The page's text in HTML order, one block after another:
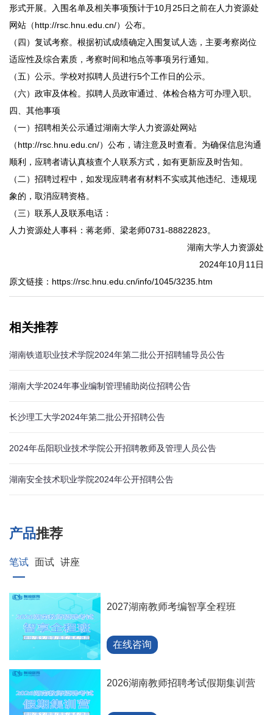
形式开展。入围名单及相关事项预计于10月25日之前在人力资源处
网站（http://rsc.hnu.edu.cn/）公布。
（四）复试考察。根据初试成绩确定入围复试人选，主要考察岗位
适应性及综合素质，考察时间和地点等事项另行通知。
（五）公示。学校对拟聘人员进行5个工作日的公示。
（六）政审及体检。拟聘人员政审通过、体检合格方可办理入职。
四、其他事项
（一）招聘相关公示通过湖南大学人力资源处网站
（http://rsc.hnu.edu.cn/）公布，请注意及时查看。为确保信息沟通
顺利，应聘者请认真核查个人联系方式，如有更新应及时告知。
（二）招聘过程中，如发现应聘者有材料不实或其他违纪、违规现
象的，取消应聘资格。
（三）联系人及联系电话：
人力资源处人事科：蒋老师、梁老师0731-88822823。
湖南大学人力资源处
2024年10月11日
原文链接：https://rsc.hnu.edu.cn/info/1045/3235.htm
相关推荐
湖南铁道职业技术学院2024年第二批公开招聘辅导员公告
湖南大学2024年事业编制管理辅助岗位招聘公告
长沙理工大学2024年第二批公开招聘公告
2024年岳阳职业技术学院公开招聘教师及管理人员公告
湖南安全技术职业学院2024年公开招聘公告
产品推荐
笔试 面试 讲座
2027湖南教师考编智享全程班
在线咨询
2026湖南教师招聘考试假期集训营